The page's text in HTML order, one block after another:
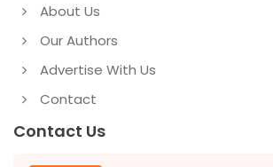
About Us
Our Authors
Advertise With Us
Contact
Contact Us